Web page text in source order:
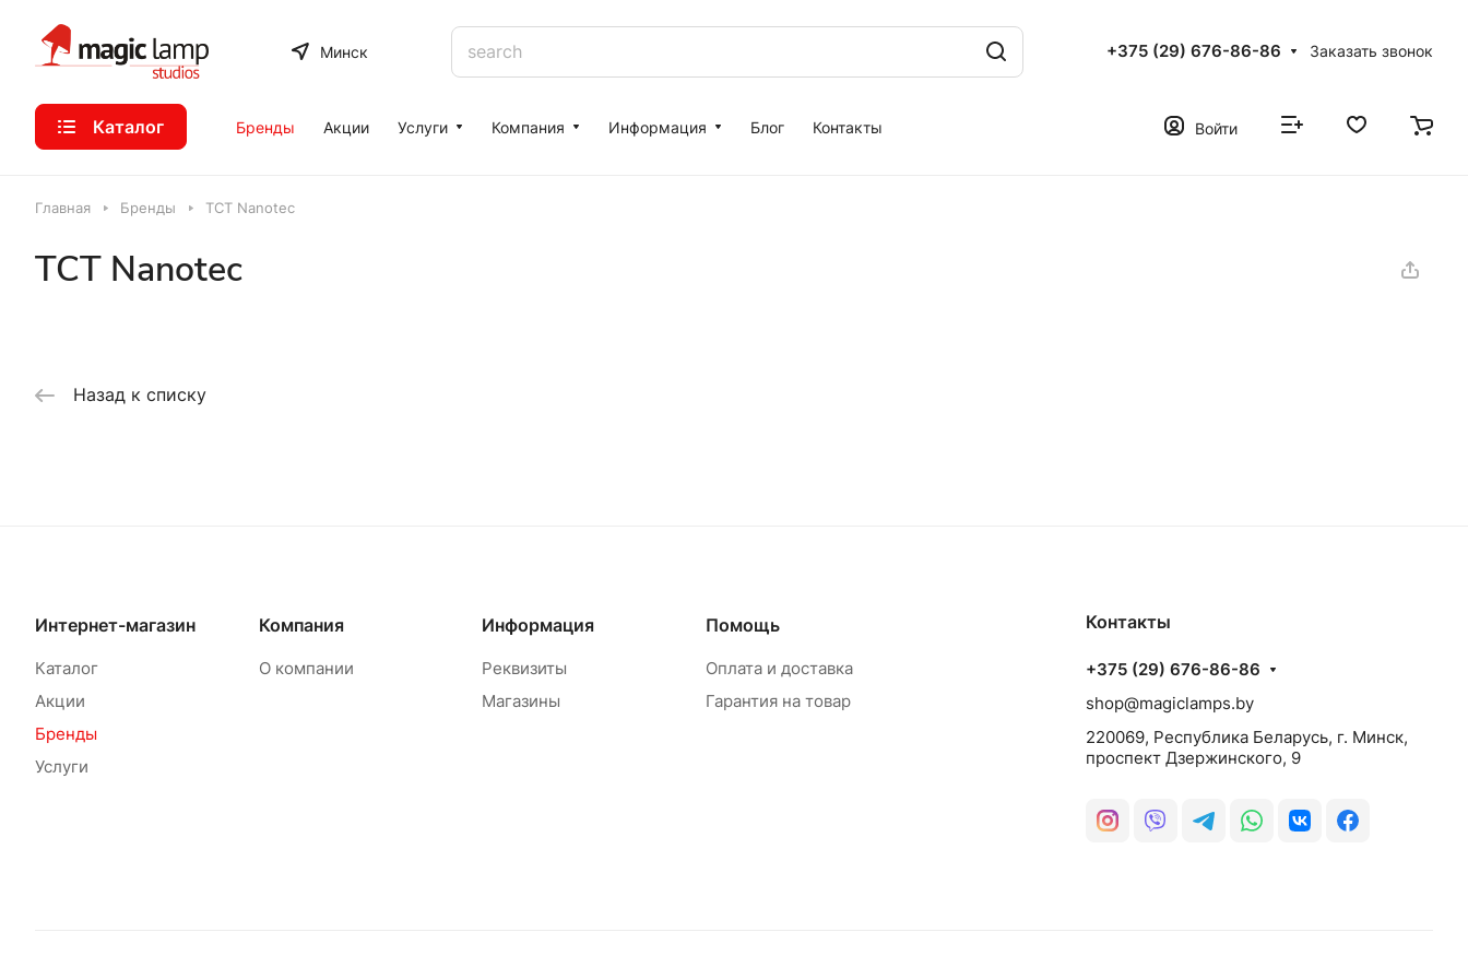
Минск +375 (29) 676-86-86 Заказать звонок
Каталог Бренды Акции Услуги Компания Информация Блог Контакты Войти
Главная Бренды TCT Nanotec
TCT Nanotec
Назад к списку
Интернет-магазин
Каталог
Акции
Бренды
Услуги
Компания
О компании
Информация
Реквизиты
Магазины
Помощь
Оплата и доставка
Гарантия на товар
Контакты
+375 (29) 676-86-86
shop@magiclamps.by
220069, Республика Беларусь, г. Минск,
проспект Дзержинского, 9